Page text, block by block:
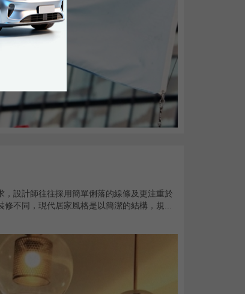
設計師往往採用簡單俐落的線條及更注重於
不同，現代居家風格是以簡潔的結構，規...